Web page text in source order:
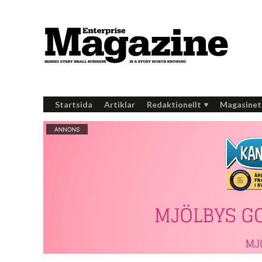
Startsida Artiklar Redaktionellt Magasinet